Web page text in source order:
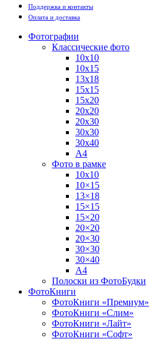
Поддержка и контакты
Оплата и доставка
Фотографии
Классические фото
10х10
10х15
13х18
15х15
15х20
20х20
20х30
30х30
30х40
А4
Фото в рамке
10х10
10×15
13×18
15×15
15×20
20×20
20×30
30×30
30×40
A4
Полоски из ФотоБудки
ФотоКниги
ФотоКниги «Премиум»
ФотоКниги «Слим»
ФотоКниги «Лайт»
ФотоКниги «Софт»